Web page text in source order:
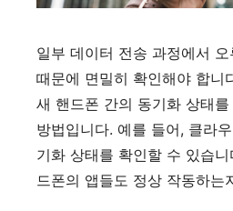
일부 데이터 전송 과정에서
때문에 면밀히 확인해야 합니
새 핸드폰 간의 동기화 상태
방법입니다. 예를 들어, 클라
기화 상태를 확인할 수 있습
드폰의 앱들도 정상 작동하는